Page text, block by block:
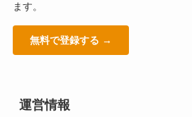
ます。
無料で登録する →
運営情報